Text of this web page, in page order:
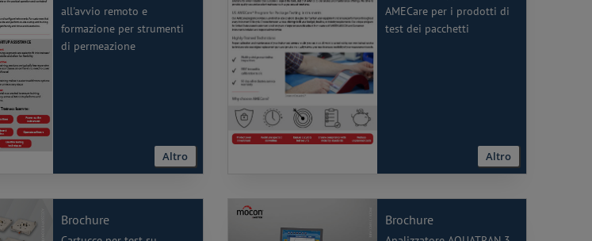
all'avvio remoto e
formazione per strumenti
di permeazione
Altro
AMECare per i prodotti di
test dei pacchetti
Altro
Brochure Brochure